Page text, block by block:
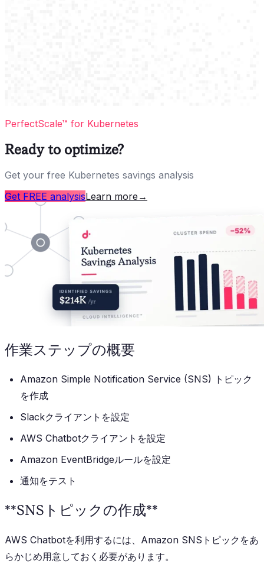
PerfectScale™ for Kubernetes
Ready to optimize?
Get your free Kubernetes savings analysis
Get FREE analysisLearn more →
作業ステップの概要
Amazon Simple Notification Service (SNS) トピック
を作成
Slackクライアントを設定
AWS Chatbotクライアントを設定
Amazon EventBridgeルールを設定
通知をテスト
**SNSトピックの作成**
AWS Chatbotを利用するには、Amazon SNSトピックをあ
らかじめ用意しておく必要があります。